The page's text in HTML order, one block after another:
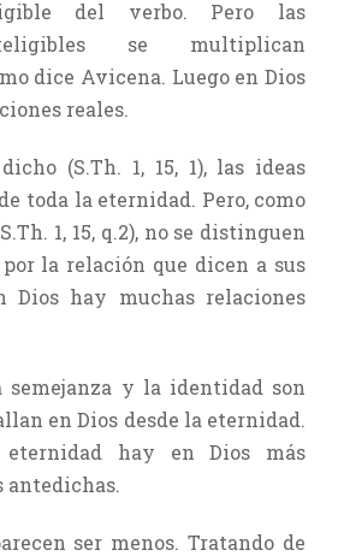
del verbo. Pero las
se multiplican
dice Avicena. Luego en Dios
reales.
(S.Th. 1, 15, 1), las ideas
toda la eternidad. Pero, como
1, 15, q.2), no se distinguen
la relación que dicen a sus
Dios hay muchas relaciones
semejanza y la identidad son
en Dios desde la eternidad.
eternidad hay en Dios más
antedichas.
ser menos. Tratando de